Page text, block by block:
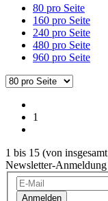
80 pro Seite
160 pro Seite
240 pro Seite
480 pro Seite
960 pro Seite
1
1 bis 15 (von insgesamt
Newsletter-Anmeldung
Anmelden